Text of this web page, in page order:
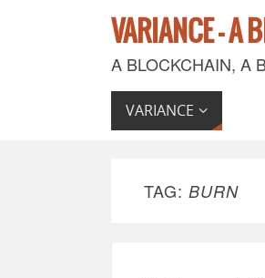
VARIANCE - A
A BLOCKCHAIN, A
VARIANCE
TAG: BURN